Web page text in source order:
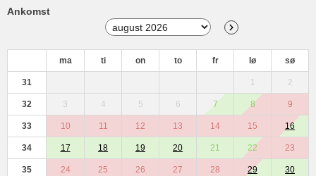
Ankomst
ma ti on to fr lø sø
31 1 2
32 3 4 5 6 7 8 9
33 10 11 12 13 14 15 16
34 17 18 19 20 21 22 23
35 24 25 26 27 28 29 30